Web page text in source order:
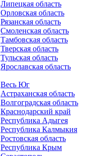
Липецкая область
Орловская область
Рязанская область
Смоленская область
Тамбовская область
Тверская область
Тульская область
Ярославская область
Весь Юг
Астраханская область
Волгоградская область
Краснодарский край
Республика Адыгея
Республика Калмыкия
Ростовская область
Республика Крым